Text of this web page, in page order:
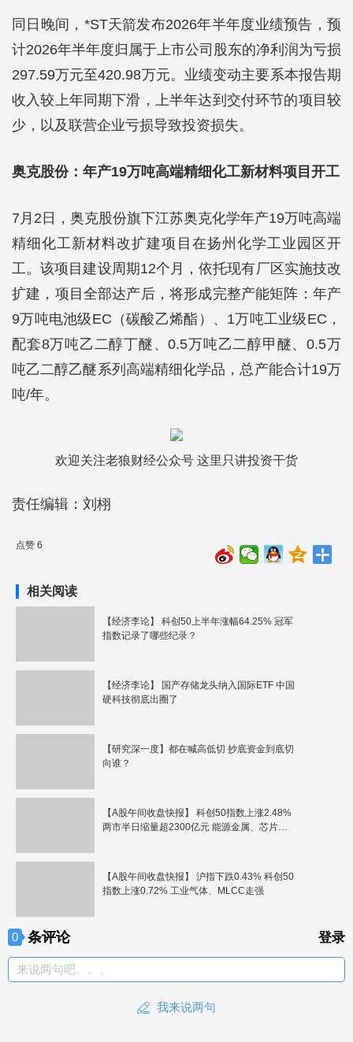
同日晚间，*ST天箭发布2026年半年度业绩预告，预
计2026年半年度归属于上市公司股东的净利润为亏损
297.59万元至420.98万元。业绩变动主要系本报告期
收入较上年同期下滑，上半年达到交付环节的项目较
少，以及联营企业亏损导致投资损失。
奥克股份：年产19万吨高端精细化工新材料项目开工
7月2日，奥克股份旗下江苏奥克化学年产19万吨高端
精细化工新材料改扩建项目在扬州化学工业园区开
工。该项目建设周期12个月，依托现有厂区实施技改
扩建，项目全部达产后，将形成完整产能矩阵：年产
9万吨电池级EC（碳酸乙烯酯）、1万吨工业级EC，
配套8万吨乙二醇丁醚、0.5万吨乙二醇甲醚、0.5万
吨乙二醇乙醚系列高端精细化学品，总产能合计19万
吨/年。
欢迎关注老狼财经公众号 这里只讲投资干货
责任编辑：刘栩
点赞 6
相关阅读
【经济李论】 科创50上半年涨幅64.25% 冠军
指数记录了哪些纪录？
【经济李论】 国产存储龙头纳入国际ETF 中国
硬科技彻底出圈了
【研究深一度】都在喊高低切 抄底资金到底切
向谁？
【A股午间收盘快报】 科创50指数上涨2.48%
两市半日缩量超2300亿元 能源金属、芯片产
【A股午间收盘快报】 沪指下跌0.43% 科创50
指数上涨0.72% 工业气体、MLCC走强
0 条评论 登录
来说两句吧。。。
我来说两句